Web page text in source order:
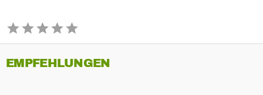
EMPFEHLUNGEN